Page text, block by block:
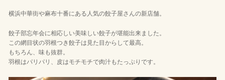
横浜中華街や麻布十番にある人気の餃子屋さんの新店舗。
餃子部忘年会に相応しい美味しい餃子が堪能出来ました。
この網目状の羽根つき餃子は見た目からして最高。
もちろん、味も抜群。
羽根はパリパリ、皮はモチモチで肉汁もたっぷりです。